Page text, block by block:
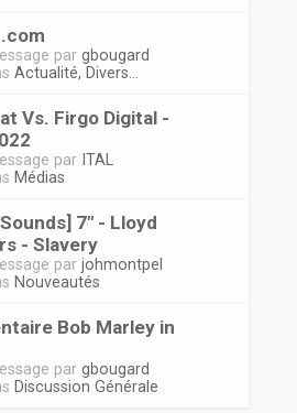
par gbougard
Actualité, Divers...
Vs. Firgo Digital -
par ITAL
Médias
7" - Lloyd
- Slavery
par johmontpel
Nouveautés
Bob Marley in
par gbougard
Discussion Générale